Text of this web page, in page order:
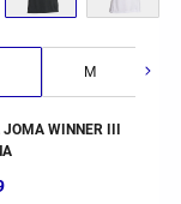
M
JOMA WINNER III